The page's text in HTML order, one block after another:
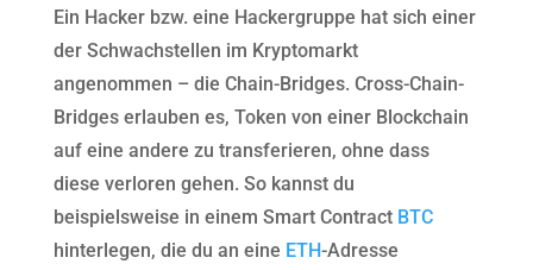
Ein Hacker bzw. eine Hackergruppe hat sich einer
der Schwachstellen im Kryptomarkt
angenommen – die Chain-Bridges. Cross-Chain-
Bridges erlauben es, Token von einer Blockchain
auf eine andere zu transferieren, ohne dass
diese verloren gehen. So kannst du
beispielsweise in einem Smart Contract BTC
hinterlegen, die du an eine ETH-Adresse